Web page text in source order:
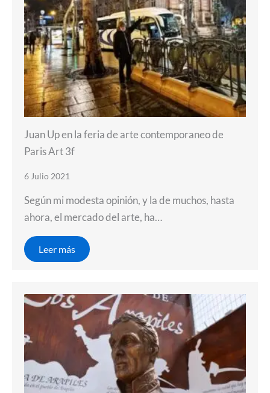
Juan Up en la feria de arte contemporaneo de
Paris Art 3f
6 Julio 2021
Según mi modesta opinión, y la de muchos, hasta
ahora, el mercado del arte, ha…
Leer más